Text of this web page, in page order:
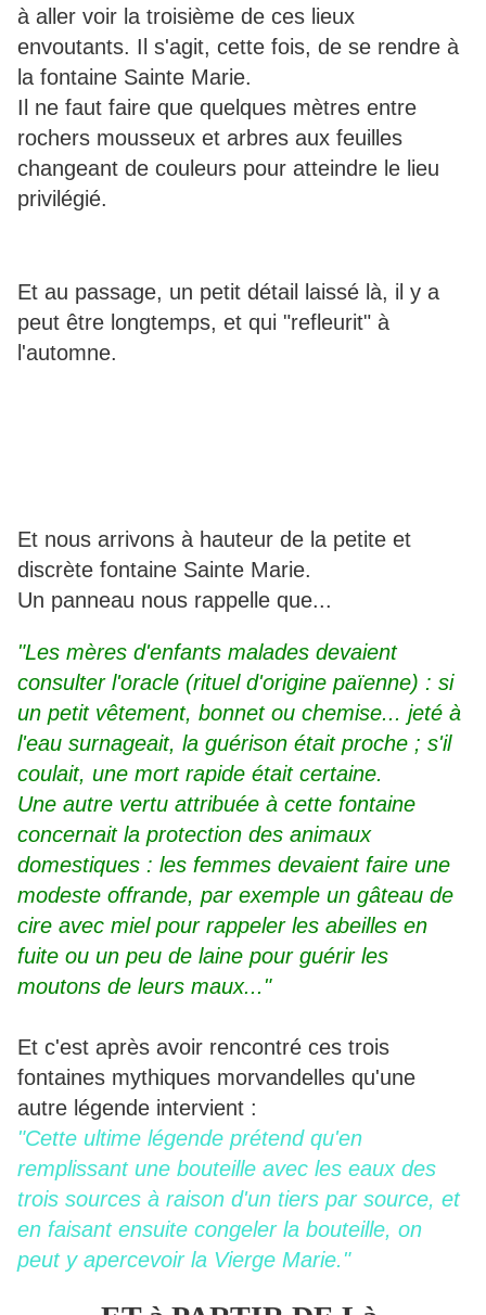
à aller voir la troisième de ces lieux
envoutants. Il s'agit, cette fois, de se rendre à
la fontaine Sainte Marie.
Il ne faut faire que quelques mètres entre
rochers mousseux et arbres aux feuilles
changeant de couleurs pour atteindre le lieu
privilégié.
Et au passage, un petit détail laissé là, il y a
peut être longtemps, et qui "refleurit" à
l'automne.
Et nous arrivons à hauteur de la petite et
discrète fontaine Sainte Marie.
Un panneau nous rappelle que...
"Les mères d'enfants malades devaient
consulter l'oracle (rituel d'origine païenne) : si
un petit vêtement, bonnet ou chemise... jeté à
l'eau surnageait, la guérison était proche ; s'il
coulait, une mort rapide était certaine.
Une autre vertu attribuée à cette fontaine
concernait la protection des animaux
domestiques : les femmes devaient faire une
modeste offrande, par exemple un gâteau de
cire avec miel pour rappeler les abeilles en
fuite ou un peu de laine pour guérir les
moutons de leurs maux..."
Et c'est après avoir rencontré ces trois
fontaines mythiques morvandelles qu'une
autre légende intervient :
"Cette ultime légende prétend qu'en
remplissant une bouteille avec les eaux des
trois sources à raison d'un tiers par source, et
en faisant ensuite congeler la bouteille, on
peut y apercevoir la Vierge Marie."